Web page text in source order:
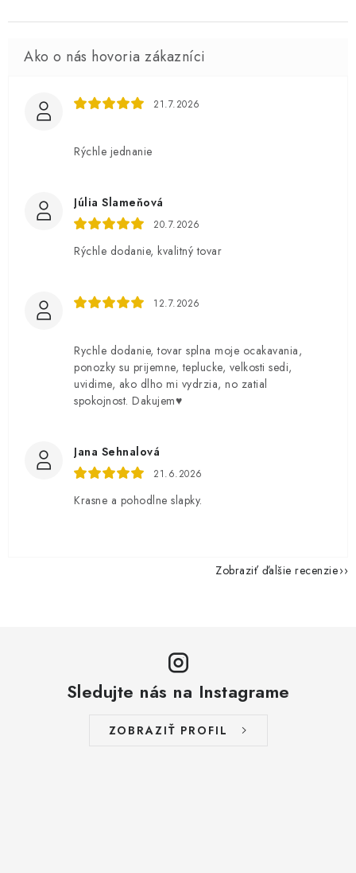
21.7.2026
Rýchle jednanie
Júlia Slameňová
20.7.2026
Rýchle dodanie, kvalitný tovar
12.7.2026
Rychle dodanie, tovar splna moje ocakavania,
ponozky su prijemne, teplucke, velkosti sedi,
uvidime, ako dlho mi vydrzia, no zatial
spokojnost. Dakujem♥️
Jana Sehnalová
21.6.2026
Krasne a pohodlne slapky.
Zobraziť ďalšie recenzie
Sledujte nás na Instagrame
ZOBRAZIŤ PROFIL